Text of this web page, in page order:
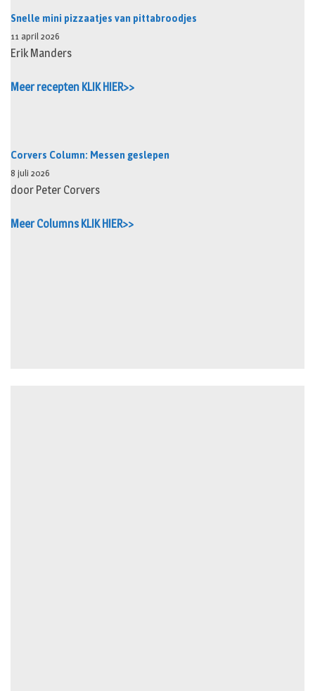
Snelle mini pizzaatjes van pittabroodjes
11 april 2026
Erik Manders
Meer recepten KLIK HIER>>
Corvers Column: Messen geslepen
8 juli 2026
door Peter Corvers
Meer Columns KLIK HIER>>